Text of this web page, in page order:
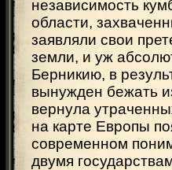
независимость
области,
заявляли свои
земли, и уж
Берникию, в
вынужден бежать
вернула
на карте Европы
современном
двумя